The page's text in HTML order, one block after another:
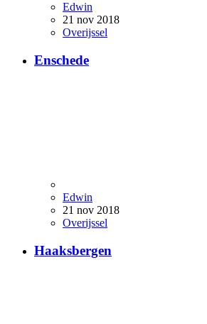
Edwin
21 nov 2018
Overijssel
Enschede
Edwin
21 nov 2018
Overijssel
Haaksbergen